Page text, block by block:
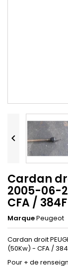

Cardan
2005-06-
CFA /
MarquePeugeot
Cardan droit
(50Kw) - CFA /
Pour + de